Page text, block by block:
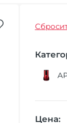
Цена: